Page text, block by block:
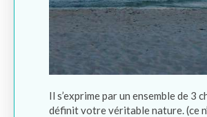
Il s’exprime par un ensemble de 3
définit votre véritable nature. (ce